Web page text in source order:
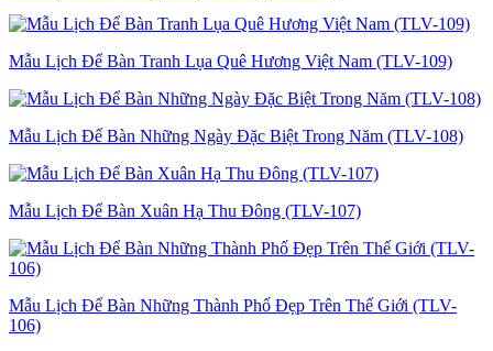
Mẫu Lịch Để Bàn Tranh Lụa Quê Hương Việt Nam (TLV-109)
Mẫu Lịch Để Bàn Những Ngày Đặc Biệt Trong Năm (TLV-108)
Mẫu Lịch Để Bàn Xuân Hạ Thu Đông (TLV-107)
Mẫu Lịch Để Bàn Những Thành Phố Đẹp Trên Thế Giới (TLV-
106)